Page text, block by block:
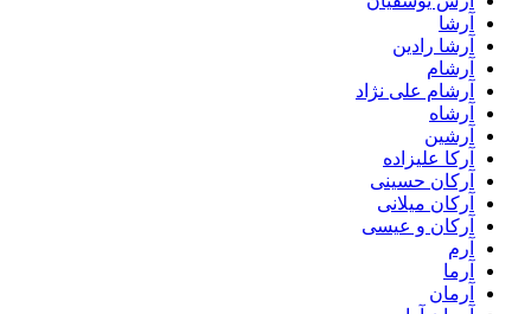
آرشا
آرشا رادین
آرشام
آرشام علی نژاد
آرشاه
آرشین
آرکا علیزاده
آرکان حسینی
آرکان میلانی
آرکان و عیسی
آرم
آرما
آرمان